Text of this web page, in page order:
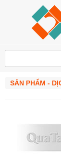
SẢN PHẨM -